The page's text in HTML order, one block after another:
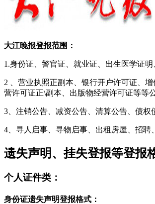
大江晚报登报范围：
1.身份证、警官证、就业证、出生医学证
2 、营业执照正副本、银行开户许可证、
营许可证正\副本、出版物经营许可证等等
3、注销公告、减资公告、清算公告、债权
4、寻人启事、寻物启事、出租房屋、招聘
遗失声明、挂失登报等登报
个人证件类：
身份证遗失声明登报格式：